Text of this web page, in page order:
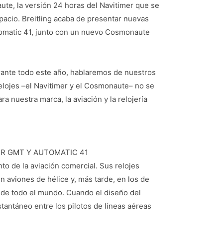
la versión 24 horas del Navitimer que se
Breitling acaba de presentar nuevas
41, junto con un nuevo Cosmonaute
todo este año, hablaremos de nuestros
–el Navitimer y el Cosmonaute– no se
nuestra marca, la aviación y la relojería
GMT Y AUTOMATIC 41
de la aviación comercial. Sus relojes
aviones de hélice y, más tarde, en los de
todo el mundo. Cuando el diseño del
entre los pilotos de líneas aéreas